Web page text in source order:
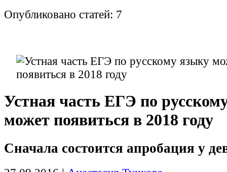
Опубликовано статей: 7
Устная часть ЕГЭ по
может появиться в 2018 году
Сначала состоится апробация у